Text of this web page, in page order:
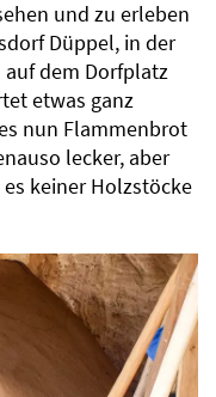
und zu erleben
Düppel, in der
dem Dorfplatz
etwas ganz
nun Flammenbrot
lecker, aber
keiner Holzstöcke